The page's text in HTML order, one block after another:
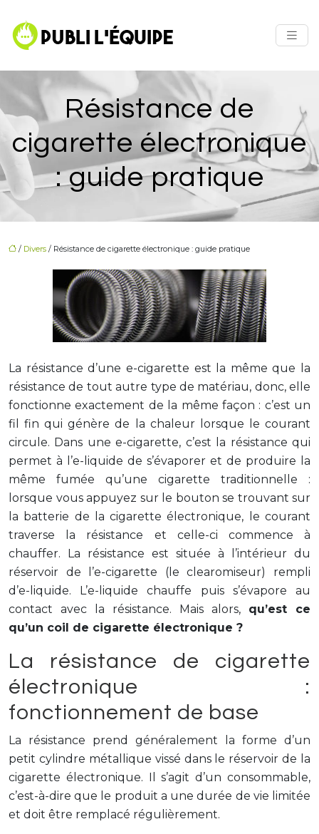
Résistance de
cigarette électronique
: guide pratique
/ Divers / Résistance de cigarette électronique : guide pratique
La résistance d’une e-cigarette est la même que la
résistance de tout autre type de matériau, donc, elle
fonctionne exactement de la même façon : c’est un
fil fin qui génère de la chaleur lorsque le courant
circule. Dans une e-cigarette, c’est la résistance qui
permet à l’e-liquide de s’évaporer et de produire la
même fumée qu’une cigarette traditionnelle :
lorsque vous appuyez sur le bouton se trouvant sur
la batterie de la cigarette électronique, le courant
traverse la résistance et celle-ci commence à
chauffer. La résistance est située à l’intérieur du
réservoir de l’e-cigarette (le clearomiseur) rempli
d’e-liquide. L’e-liquide chauffe puis s’évapore au
contact avec la résistance. Mais alors, qu’est ce
qu’un coil de cigarette électronique ?
La résistance de cigarette
électronique :
fonctionnement de base
La résistance prend généralement la forme d’un
petit cylindre métallique vissé dans le réservoir de la
cigarette électronique. Il s’agit d’un consommable,
c’est-à-dire que le produit a une durée de vie limitée
et doit être remplacé régulièrement.